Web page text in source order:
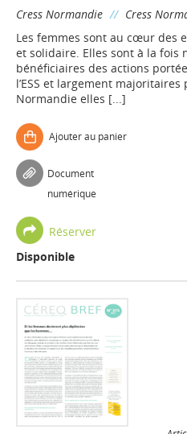
Cress Normandie // Cress
Les femmes sont au cœur des
et solidaire. Elles sont à la fois
bénéficiaires des actions
l’ESS et largement
Normandie elles [...]
Ajouter au panier
Document
numérique
Réserver
Disponible